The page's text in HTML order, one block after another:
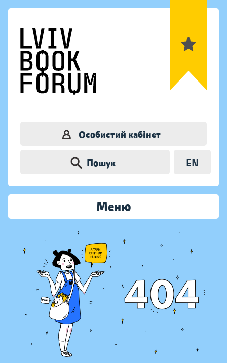
Особистий кабінет
Пошук EN
Меню